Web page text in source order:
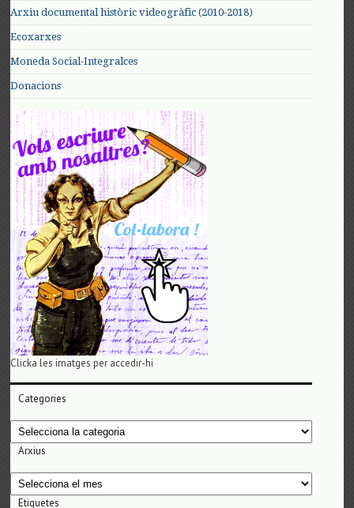
Arxiu documental històric videogràfic (2010-2018)
Ecoxarxes
Moneda Social-Integralces
Donacions
Clicka les imatges per accedir-hi
Categories
Categories
Arxius
Arxius
Etiquetes